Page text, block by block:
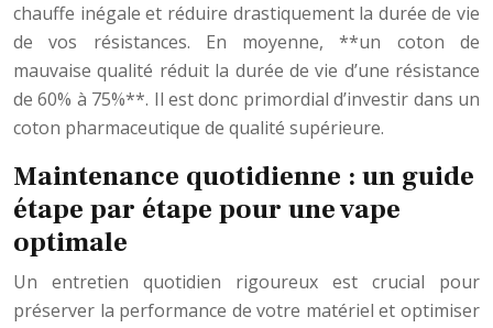
chauffe inégale et réduire drastiquement la durée de vie
de vos résistances. En moyenne, **un coton de
mauvaise qualité réduit la durée de vie d’une résistance
de 60% à 75%**. Il est donc primordial d’investir dans un
coton pharmaceutique de qualité supérieure.
Maintenance quotidienne : un guide
étape par étape pour une vape
optimale
Un entretien quotidien rigoureux est crucial pour
préserver la performance de votre matériel et optimiser